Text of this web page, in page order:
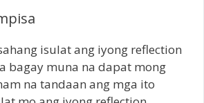
isulat ang iyong reflection
bagay muna na dapat mong
na tandaan ang mga ito